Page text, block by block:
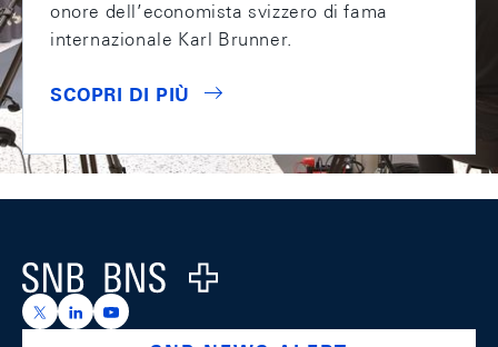
onore dell’economista svizzero di fama
internazionale Karl Brunner.
SCOPRI DI PIÙ
Logo
https://x.com/snb_bns
https://ch.linkedin.com/company/swiss-national-
https://www.youtube.com/@swissnationalbank